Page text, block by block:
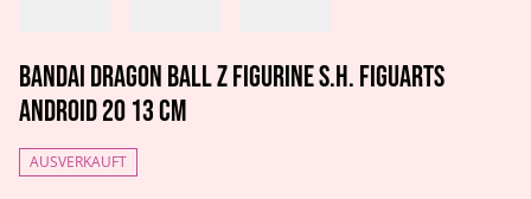
Bandai Dragon Ball Z figurine S.H. Figuarts
Android 20 13 cm
AUSVERKAUFT